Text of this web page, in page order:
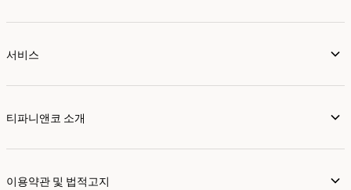
서비스
티파니앤코 소개
이용약관 및 법적고지